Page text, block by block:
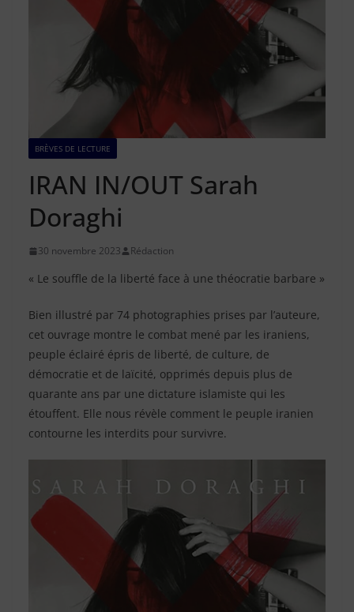
BRÈVES DE LECTURE
IRAN IN/OUT Sarah
Doraghi
30 novembre 2023 Rédaction
« Le souffle de la liberté face à une théocratie barbare »
Bien illustré par 74 photographies prises par l’auteure,
cet ouvrage montre le combat mené par les iraniens,
peuple éclairé épris de liberté, de culture, de
démocratie et de laïcité, opprimés depuis plus de
quarante ans par une dictature islamiste qui les
étouffent. Elle nous révèle comment le peuple iranien
contourne les interdits pour survivre.